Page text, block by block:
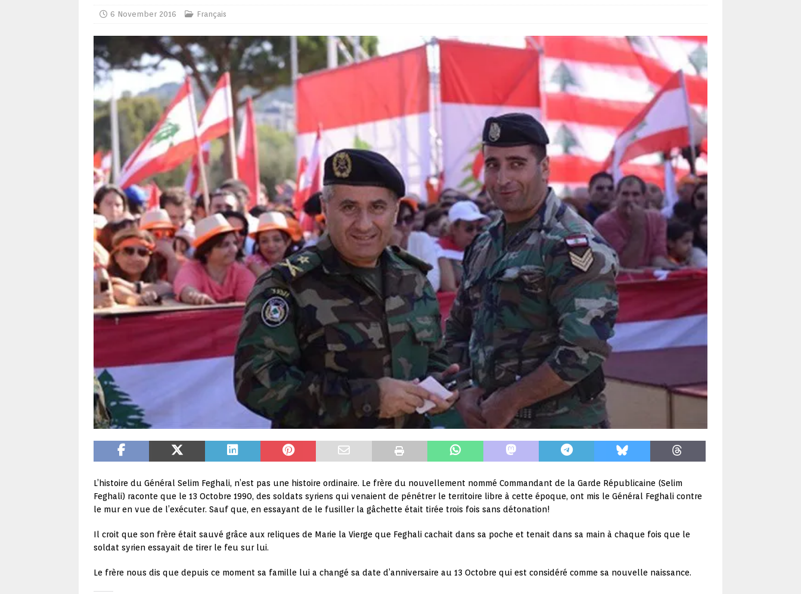
6 November 2016 Français
L’histoire du Général Selim Feghali, n’est pas une histoire ordinaire. Le frère du nouvellement nommé Commandant de la Garde Républicaine (Selim
Feghali) raconte que le 13 Octobre 1990, des soldats syriens qui venaient de pénétrer le territoire libre à cette époque, ont mis le Général Feghali contre
le mur en vue de l’exécuter. Sauf que, en essayant de le fusiller la gâchette était tirée trois fois sans détonation!
Il croit que son frère était sauvé grâce aux reliques de Marie la Vierge que Feghali cachait dans sa poche et tenait dans sa main à chaque fois que le
soldat syrien essayait de tirer le feu sur lui.
Le frère nous dis que depuis ce moment sa famille lui a changé sa date d’anniversaire au 13 Octobre qui est considéré comme sa nouvelle naissance.